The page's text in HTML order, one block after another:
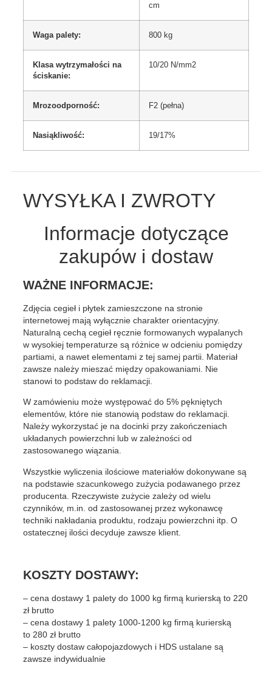
cm
Waga palety: 800 kg
Klasa wytrzymałości na
ściskanie:
10/20 N/mm2
Mrozoodporność: F2 (pełna)
Nasiąkliwość: 19/17%
WYSYŁKA I ZWROTY
Informacje dotyczące
zakupów i dostaw
WAŻNE INFORMACJE:
Zdjęcia cegieł i płytek zamieszczone na stronie
internetowej mają wyłącznie charakter orientacyjny.
Naturalną cechą cegieł ręcznie formowanych wypalanych
w wysokiej temperaturze są różnice w odcieniu pomiędzy
partiami, a nawet elementami z tej samej partii. Materiał
zawsze należy mieszać między opakowaniami. Nie
stanowi to podstaw do reklamacji.
W zamówieniu może występować do 5% pękniętych
elementów, które nie stanowią podstaw do reklamacji.
Należy wykorzystać je na docinki przy zakończeniach
układanych powierzchni lub w zależności od
zastosowanego wiązania.
Wszystkie wyliczenia ilościowe materiałów dokonywane są
na podstawie szacunkowego zużycia podawanego przez
producenta. Rzeczywiste zużycie zależy od wielu
czynników, m.in. od zastosowanej przez wykonawcę
techniki nakładania produktu, rodzaju powierzchni itp. O
ostatecznej ilości decyduje zawsze klient.
KOSZTY DOSTAWY:
– cena dostawy 1 palety do 1000 kg firmą kurierską to 220
zł brutto
– cena dostawy 1 palety 1000-1200 kg firmą kurierską
to 280 zł brutto
– koszty dostaw całopojazdowych i HDS ustalane są
zawsze indywidualnie